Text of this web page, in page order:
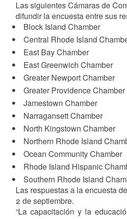
Las siguientes Cámaras de
difundir la encuesta entre sus
Block Island Chamber
Central Rhode Island
East Bay Chamber
East Greenwich Chamber
Greater Newport Chamber
Greater Providence Chamber
Jamestown Chamber
Narragansett Chamber
North Kingstown Chamber
Northern Rhode Island
Ocean Community Chamber
Rhode Island Hispanic
Southern Rhode Island
Las respuestas a la encuesta
2 de septiembre.
“La capacitación y la